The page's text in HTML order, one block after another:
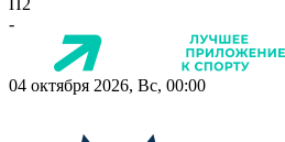
П2
-
04 октября 2026, Вс, 00:00